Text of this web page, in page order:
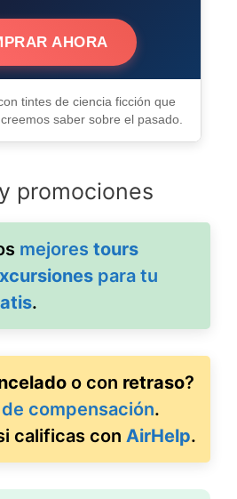
AHORA
tintes de ciencia ficción que
saber sobre el pasado.
promociones
mejores tours
para tu
.
o con retraso?
de compensación.
calificas con AirHelp.